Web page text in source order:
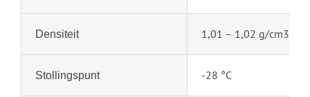
Densiteit 1,01 – 1,02 g/cm3
Stollingspunt -28 °C